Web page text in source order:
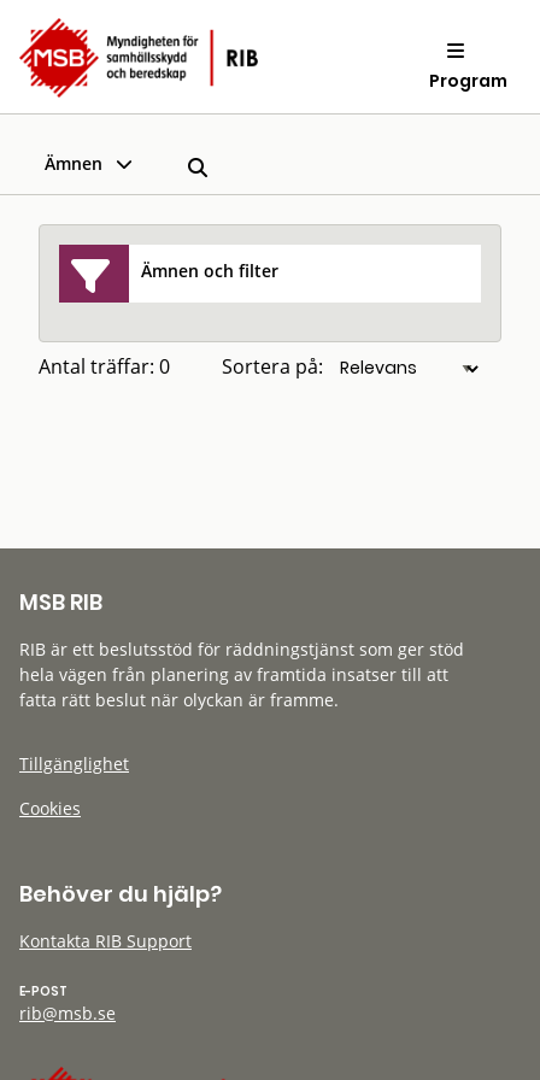
Program
Ämnen
Ämnen och filter
Antal träffar: 0 Sortera på:
MSB RIB
RIB är ett beslutsstöd för räddningstjänst som ger stöd
hela vägen från planering av framtida insatser till att
fatta rätt beslut när olyckan är framme.
Tillgänglighet
Cookies
Behöver du hjälp?
Kontakta RIB Support
E-POST
rib@msb.se